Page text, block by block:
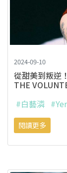
2024-09-10
從甜美到叛逆
THE
#白藝潾
閱讀更多